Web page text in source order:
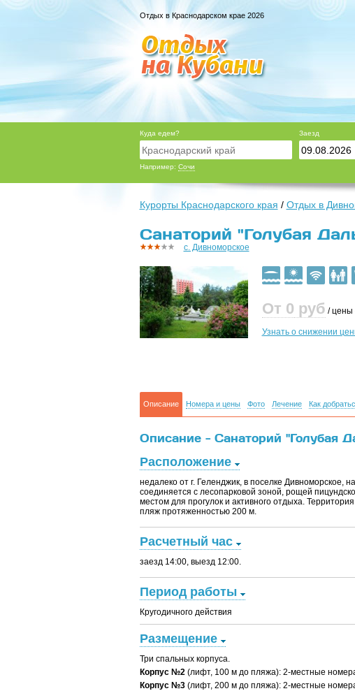
Отдых в Краснодарском крае 2026
Куда едем?
Например: Сочи
Заезд
Курорты Краснодарского края / Отдых в
Санаторий "Голубая
с. Дивноморское
От 0 руб / цены
Узнать о снижении
Описание Номера и цены Фото Лечение Как
Описание - Санаторий "Голубая
Расположение
недалеко от г. Геленджик, в поселке Дивноморское,
соединяется с лесопарковой зоной, рощей
местом для прогулок и активного отдыха.
пляж протяженностью 200 м.
Расчетный час
заезд 14:00, выезд 12:00.
Период работы
Кругодичного действия
Размещение
Три спальных корпуса.
Корпус №2(лифт, 100 м до пляжа): 2-местные
Корпус №3(лифт, 200 м до пляжа): 2-местные